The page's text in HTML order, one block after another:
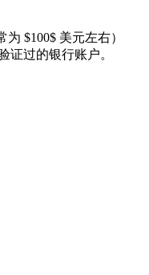
为 $100$ 美元左右）
证过的银行账户。